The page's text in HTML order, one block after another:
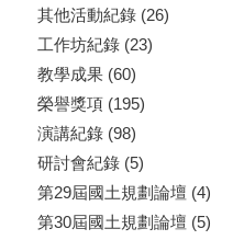
其他活動紀錄(26)
工作坊紀錄(23)
教學成果(60)
榮譽獎項(195)
演講紀錄(98)
研討會紀錄(5)
第29屆國土規劃論壇 (4)
第30屆國土規劃論壇 (5)